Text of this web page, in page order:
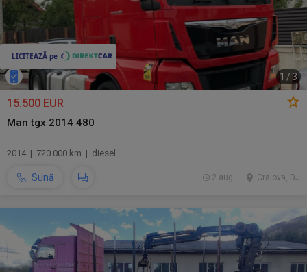
1 /3
15.500 EUR
Man tgx 2014 480
2014 | 720.000 km | diesel
Sună Craiova, DJ
2 aug.